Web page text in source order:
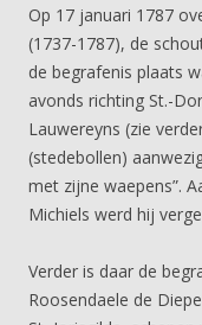
Op 17 januari 1787
(1737-1787), de
de begrafenis plaats
avonds richting St.-
Lauwereyns (zie
(stedebollen)
met zijne waepens”.
Michiels werd hij
Verder is daar de
Roosendaele de